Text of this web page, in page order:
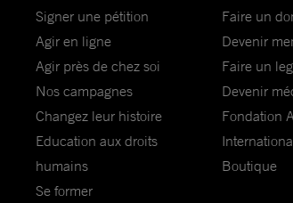
Signer une pétition
Agir en ligne
Agir près de chez soi
Nos campagnes
Changez leur histoire
Education aux droits
humains
Se former
Faire un
Devenir
Faire un
Devenir
Fondation
Boutique